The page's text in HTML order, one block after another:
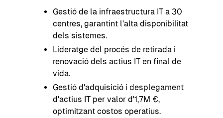
Gestió de la infraestructura IT a 30
centres, garantint l'alta disponibilitat
dels sistemes.
Lideratge del procés de retirada i
renovació dels actius IT en final de
vida.
Gestió d'adquisició i desplegament
d'actius IT per valor d'1,7M €,
optimitzant costos operatius.